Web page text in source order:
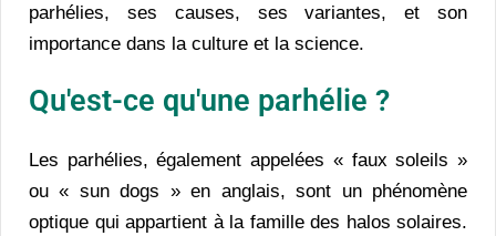
parhélies, ses causes, ses variantes, et son
importance dans la culture et la science.
Qu'est-ce qu'une parhélie ?
Les parhélies, également appelées « faux soleils »
ou « sun dogs » en anglais, sont un phénomène
optique qui appartient à la famille des halos solaires.